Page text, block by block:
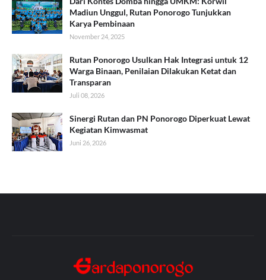
Madiun Unggul, Rutan Ponorogo Tunjukkan
Karya Pembinaan
November 24, 2025
Rutan Ponorogo Usulkan Hak Integrasi untuk 12
Warga Binaan, Penilaian Dilakukan Ketat dan
Transparan
Juli 08, 2026
Sinergi Rutan dan PN Ponorogo Diperkuat Lewat
Kegiatan Kimwasmat
Juni 26, 2026